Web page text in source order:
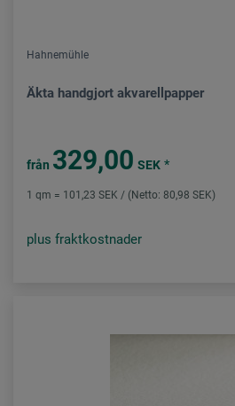
Hahnemühle
Äkta handgjort akvarellpapper
från 329,00 SEK *
1 qm = 101,23 SEK / (Netto: 80,98 SEK)
plus fraktkostnader